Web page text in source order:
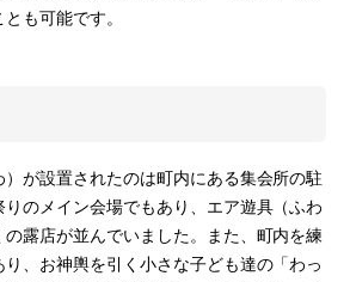
も可能です。
が設置されたのは町内にある集会所の駐
のメイン会場でもあり、エア遊具（ふわ
露店が並んでいました。また、町内を練
り、お神輿を引く小さな子ども達の「わっ